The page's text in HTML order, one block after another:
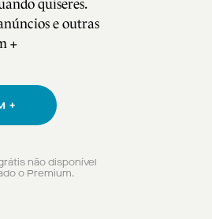
quiseres.
e outras
+
+
não disponível
o Premium.